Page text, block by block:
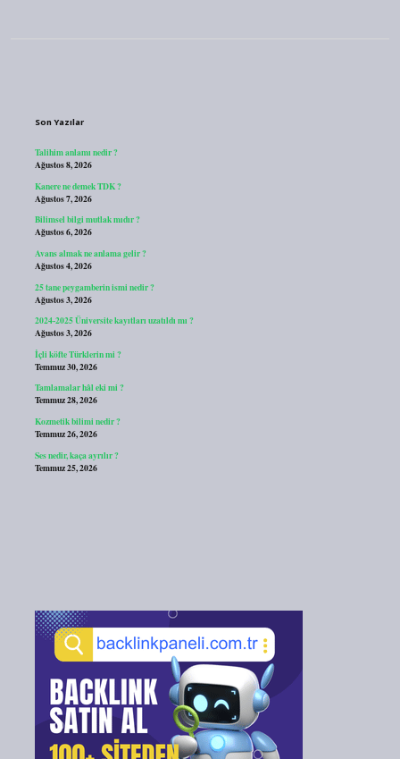
Son Yazılar
Talihim anlamı nedir ?
Ağustos 8, 2026
Kanere ne demek TDK ?
Ağustos 7, 2026
Bilimsel bilgi mutlak mıdır ?
Ağustos 6, 2026
Avans almak ne anlama gelir ?
Ağustos 4, 2026
25 tane peygamberin ismi nedir ?
Ağustos 3, 2026
2024-2025 Üniversite kayıtları uzatıldı mı ?
Ağustos 3, 2026
İçli köfte Türklerin mi ?
Temmuz 30, 2026
Tamlamalar hâl eki mi ?
Temmuz 28, 2026
Kozmetik bilimi nedir ?
Temmuz 26, 2026
Ses nedir, kaça ayrılır ?
Temmuz 25, 2026